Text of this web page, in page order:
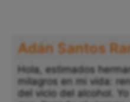
Adán Santos
Hola, estimados
milagros en mi vida:
del vicio del alcohol.